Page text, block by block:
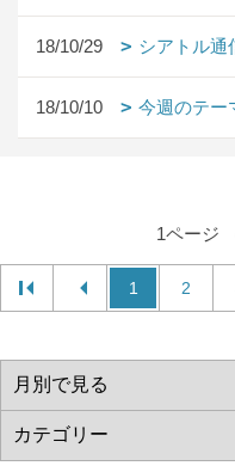
18/10/29 シアトル
18/10/10 今週のテー
1ページ
1 2